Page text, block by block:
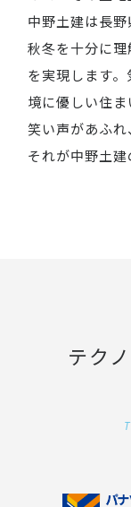
中野土建は長
秋冬を十分に
を実現します
境に優しい住
笑い声があふ
それが中野土建
テク